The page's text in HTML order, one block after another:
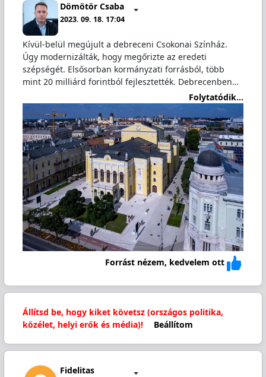
Dömötör Csaba
2023. 09. 18. 17:04
Kívül-belül megújult a debreceni Csokonai Színház.
Úgy modernizálták, hogy megőrizte az eredeti
szépségét. Elsősorban kormányzati forrásból, több
mint 20 milliárd forintból fejlesztették. Debrecenben…
Folytatódik...
Forrást nézem, kedvelem ott
Állítsd be, hogy kiket követsz (országos politika,
közélet, helyi erők és média)!
Beállítom
Fidelitas